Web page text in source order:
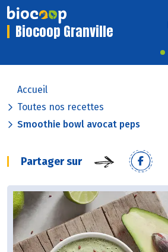
Biocoop Granville
Accueil
Toutes nos recettes
Smoothie bowl avocat peps
Partager sur